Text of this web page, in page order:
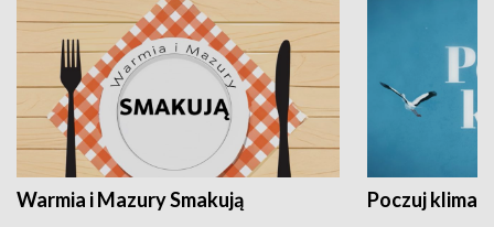
Warmia i Mazury Smakują Poczuj klimat